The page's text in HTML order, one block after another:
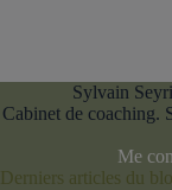
Sylvain
Cabinet de coaching.
Me
Derniers articles du